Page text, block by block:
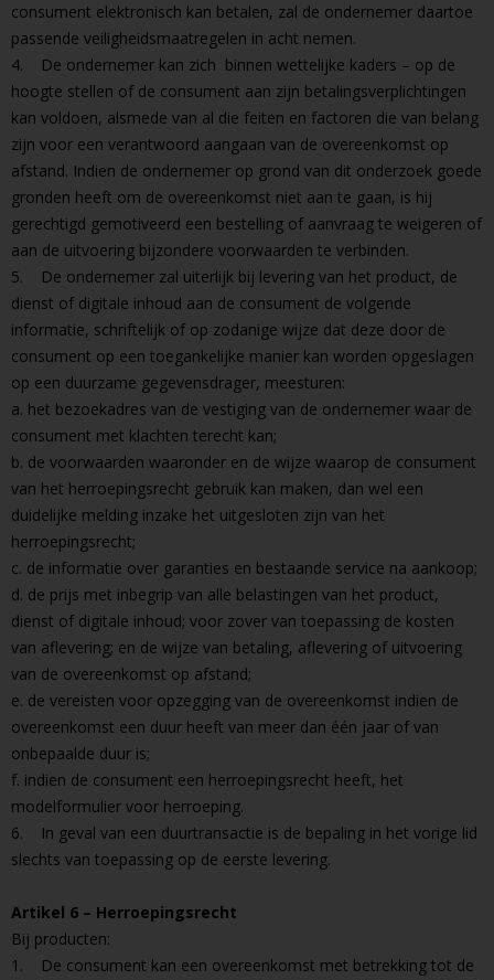
consument elektronisch kan betalen, zal de ondernemer daartoe
passende veiligheidsmaatregelen in acht nemen.
4. De ondernemer kan zich binnen wettelijke kaders – op de
hoogte stellen of de consument aan zijn betalingsverplichtingen
kan voldoen, alsmede van al die feiten en factoren die van belang
zijn voor een verantwoord aangaan van de overeenkomst op
afstand. Indien de ondernemer op grond van dit onderzoek goede
gronden heeft om de overeenkomst niet aan te gaan, is hij
gerechtigd gemotiveerd een bestelling of aanvraag te weigeren of
aan de uitvoering bijzondere voorwaarden te verbinden.
5. De ondernemer zal uiterlijk bij levering van het product, de
dienst of digitale inhoud aan de consument de volgende
informatie, schriftelijk of op zodanige wijze dat deze door de
consument op een toegankelijke manier kan worden opgeslagen
op een duurzame gegevensdrager, meesturen:
a. het bezoekadres van de vestiging van de ondernemer waar de
consument met klachten terecht kan;
b. de voorwaarden waaronder en de wijze waarop de consument
van het herroepingsrecht gebruik kan maken, dan wel een
duidelijke melding inzake het uitgesloten zijn van het
herroepingsrecht;
c. de informatie over garanties en bestaande service na aankoop;
d. de prijs met inbegrip van alle belastingen van het product,
dienst of digitale inhoud; voor zover van toepassing de kosten
van aflevering; en de wijze van betaling, aflevering of uitvoering
van de overeenkomst op afstand;
e. de vereisten voor opzegging van de overeenkomst indien de
overeenkomst een duur heeft van meer dan één jaar of van
onbepaalde duur is;
f. indien de consument een herroepingsrecht heeft, het
modelformulier voor herroeping.
6. In geval van een duurtransactie is de bepaling in het vorige lid
slechts van toepassing op de eerste levering.
Artikel 6 – Herroepingsrecht
Bij producten:
1. De consument kan een overeenkomst met betrekking tot de